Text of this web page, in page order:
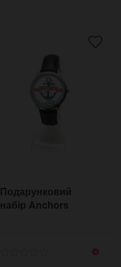
Подарунковий
набір Anchors